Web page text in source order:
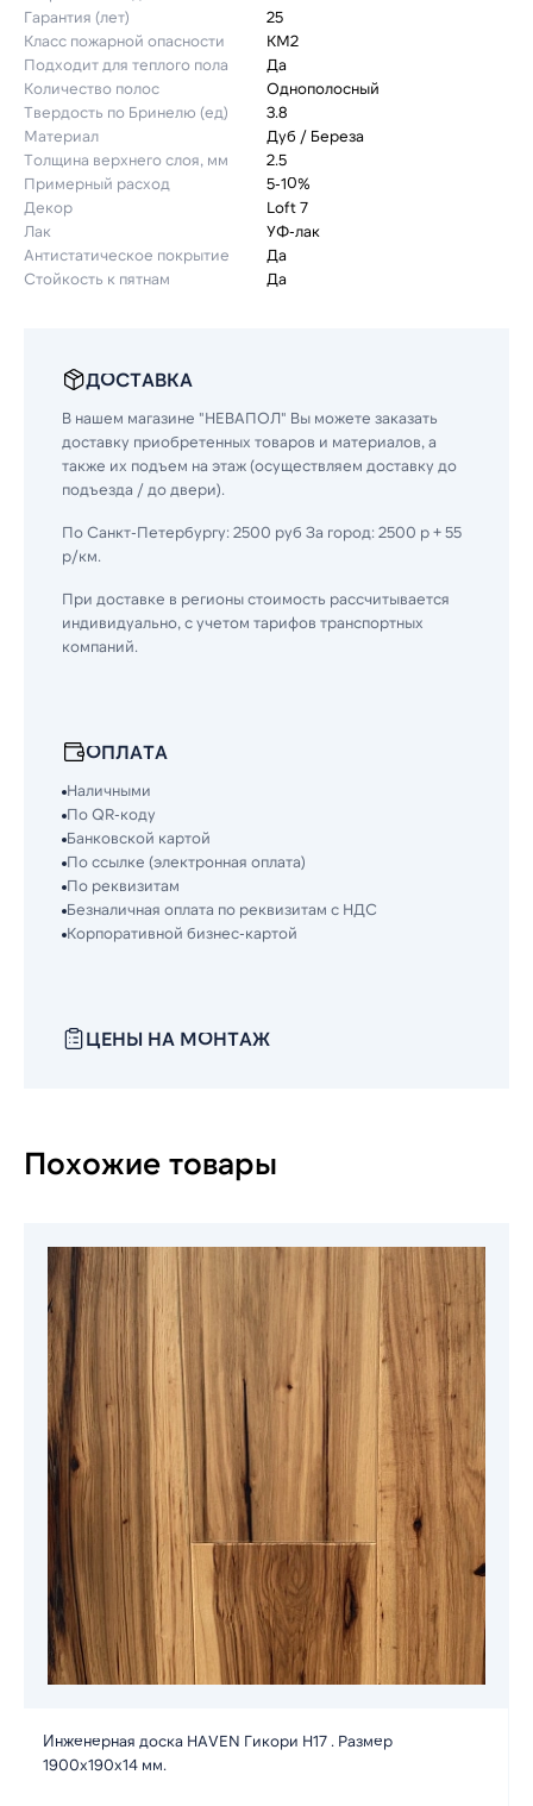
Гарантия (лет)
25
Класс пожарной опасности
КМ2
Подходит для теплого пола
Да
Количество полос
Однополосный
Твердость по Бринелю (ед)
3.8
Материал
Дуб / Береза
Толщина верхнего слоя, мм
2.5
Примерный расход
5-10%
Декор
Loft 7
Лак
УФ-лак
Антистатическое покрытие
Да
Стойкость к пятнам
Да
ДОСТАВКА
В нашем магазине "НЕВАПОЛ" Вы можете заказать
доставку приобретенных товаров и материалов, а
также их подъем на этаж (осуществляем доставку до
подъезда / до двери).
По Санкт-Петербургу: 2500 руб За город: 2500 р + 55
р/км.
При доставке в регионы стоимость рассчитывается
индивидуально, с учетом тарифов транспортных
компаний.
ОПЛАТА
Наличными
По QR-коду
Банковской картой
По ссылке (электронная оплата)
По реквизитам
Безналичная оплата по реквизитам с НДС
Корпоративной бизнес-картой
ЦЕНЫ НА МОНТАЖ
Похожие товары
Инженерная доска HAVEN Гикори H17 . Размер
1900х190х14 мм.